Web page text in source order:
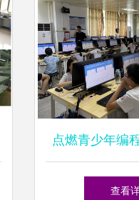
点燃青少年编
学院计算机学
查看